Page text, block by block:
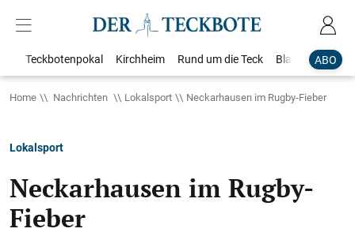
ABO
Teckbotenpokal Kirchheim Rund um die Teck Blaulicht
Home Nachrichten Lokalsport Neckarhausen im Rugby-Fieber
Lokalsport
Neckarhausen im Rugby-
Fieber